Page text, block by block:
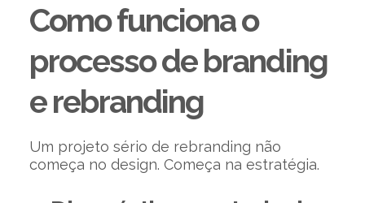
Como funciona o
processo de branding
e rebranding
Um projeto sério de rebranding não
começa no design. Começa na estratégia.